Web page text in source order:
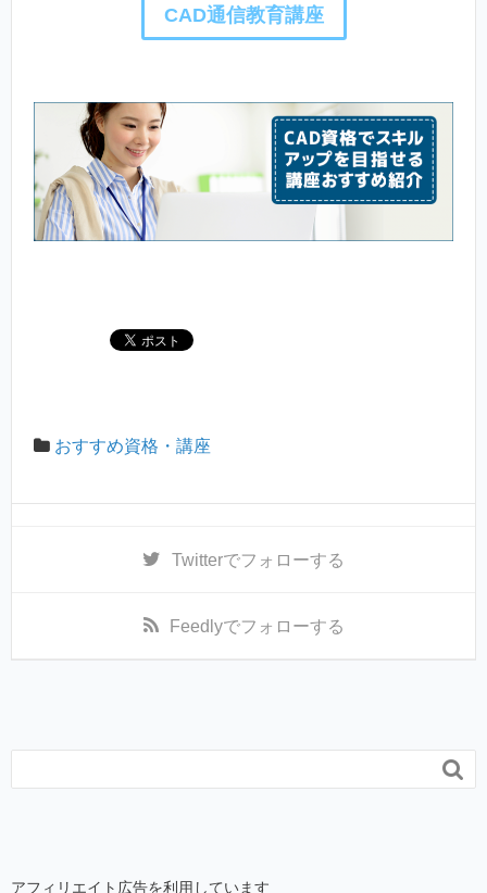
CAD通信教育講座
おすすめ資格・講座
Twitterでフォローする
Feedlyでフォローする

アフィリエイト広告を利用しています